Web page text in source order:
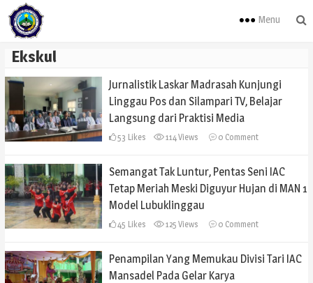
Menu
Ekskul
Jurnalistik Laskar Madrasah Kunjungi
Linggau Pos dan Silampari TV, Belajar
Langsung dari Praktisi Media
53 Likes 114 Views 0 Comment
Semangat Tak Luntur, Pentas Seni IAC
Tetap Meriah Meski Diguyur Hujan di MAN 1
Model Lubuklinggau
45 Likes 125 Views 0 Comment
Penampilan Yang Memukau Divisi Tari IAC
Mansadel Pada Gelar Karya